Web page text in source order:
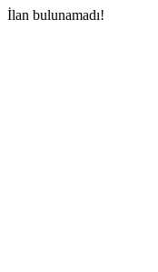
İlan bulunamadı!